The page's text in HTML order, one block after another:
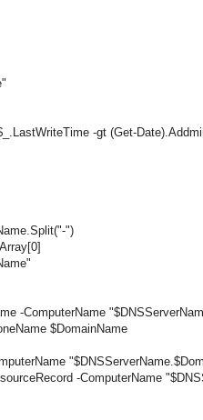
-gt (Get-
")
-ComputerName
$DomainName
-ComputerName